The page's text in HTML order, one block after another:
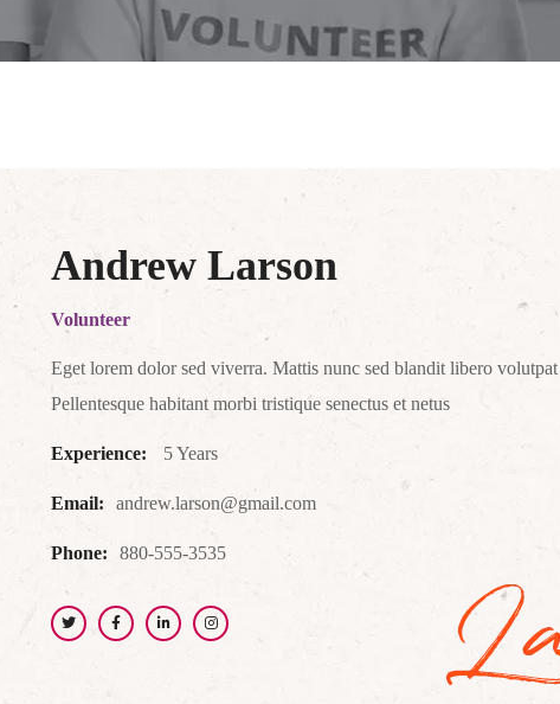
Andrew Larson
Volunteer
Eget lorem dolor sed viverra. Mattis nunc sed blandit libero volutpat
Pellentesque habitant morbi tristique senectus et netus
Experience: 5 Years
Email: andrew.larson@gmail.com
Phone: 880-555-3535